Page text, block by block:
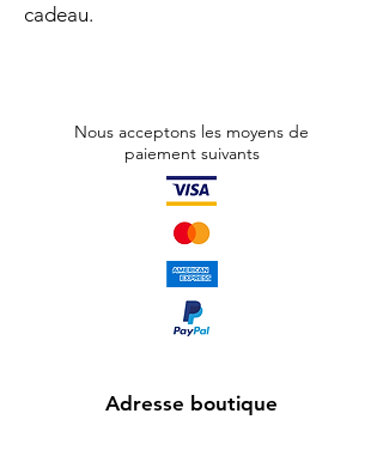
cadeau.
Nous acceptons les moyens de
paiement suivants
Adresse boutique